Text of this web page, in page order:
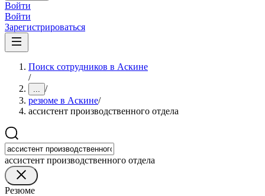
Войти
Войти
Зарегистрироваться
Поиск сотрудников в Аскине
/
... /
резюме в Аскине/
ассистент производственного отдела
ассистент производственного отдела
Резюме